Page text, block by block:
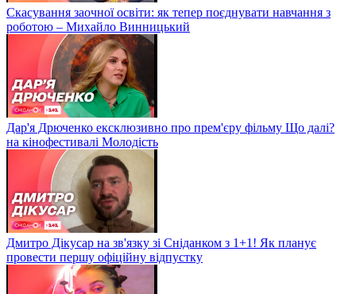
Скасування заочної освіти: як тепер поєднувати навчання з
роботою – Михайло Винницький
Дар'я Дрюченко ексклюзивно про прем'єру фільму Що далі?
на кінофестивалі Молодість
Дмитро Дікусар на зв'язку зі Сніданком з 1+1! Як планує
провести першу офіційну відпустку